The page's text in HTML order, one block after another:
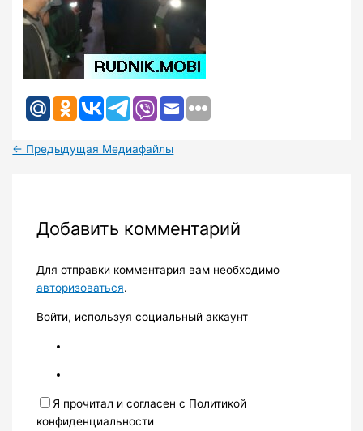
← Предыдущая Медиафайлы
Добавить комментарий
Для отправки комментария вам необходимо
авторизоваться.
Войти, используя социальный аккаунт
Я прочитал и согласен с Политикой
конфиденциальности